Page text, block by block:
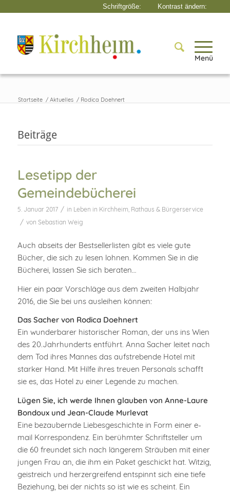
Menü
Startseite / Aktuelles / Rodica Doehnert
Beiträge
Lesetipp der
Gemeindebücherei
5. Januar 2017 / in Leben in Kirchheim, Rathaus & Bürgerservice
/ von Sebastian Weig
Auch abseits der Bestsellerlisten gibt es viele gute
Bücher, die sich zu lesen lohnen. Kommen Sie in die
Bücherei, lassen Sie sich beraten…
Hier ein paar Vorschläge aus dem zweiten Halbjahr
2016, die Sie bei uns ausleihen können:
Das Sacher von Rodica Doehnert
Ein wunderbarer historischer Roman, der uns ins Wien
des 20.Jahrhunderts entführt. Anna Sacher leitet nach
dem Tod ihres Mannes das aufstrebende Hotel mit
starker Hand. Mit Hilfe ihres treuen Personals schafft
sie es, das Hotel zu einer Legende zu machen.
Lügen Sie, ich werde Ihnen glauben von Anne-Laure
Bondoux und Jean-Claude Murlevat
Eine bezaubernde Liebesgeschichte in Form einer e-
mail Korrespondenz. Ein berühmter Schriftsteller um
die 60 freundet sich nach längerem Sträuben mit einer
jungen Frau an, die ihm ein Paket geschickt hat. Witzig,
geistreich und herzergreifend entspinnt sich eine tiefe
Beziehung, bei der nichts so ist wie es scheint. Ein